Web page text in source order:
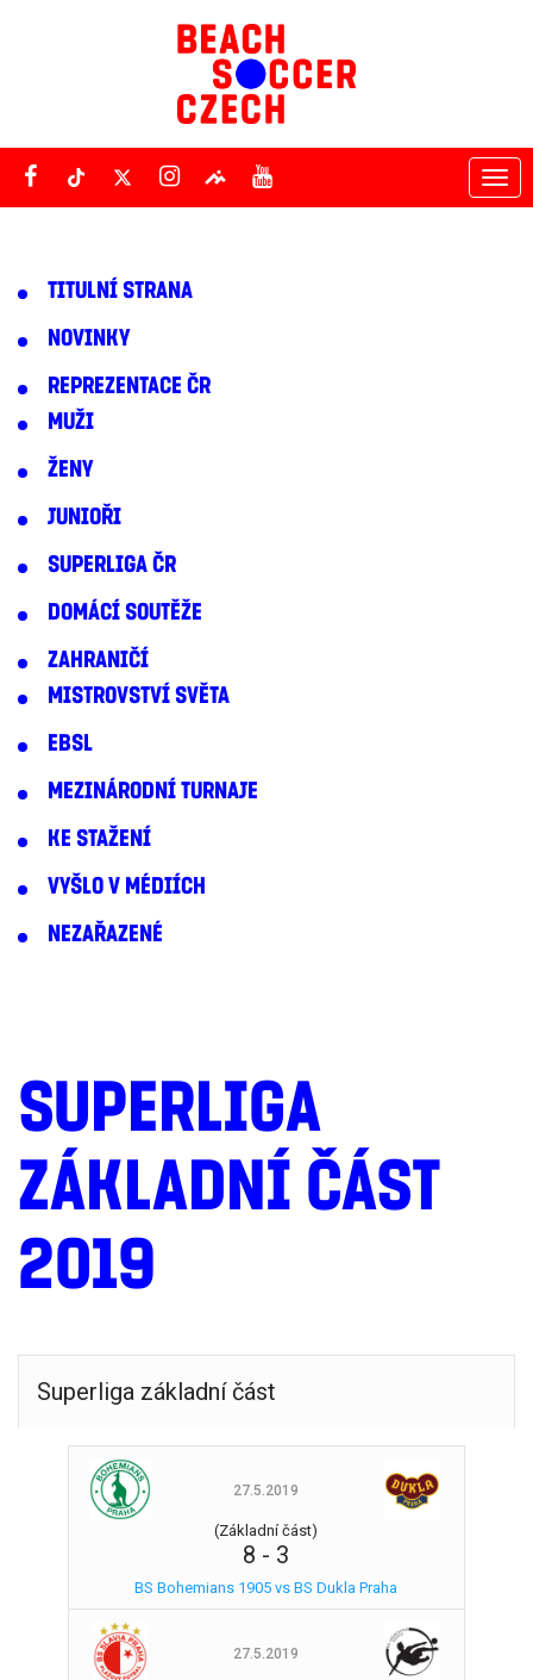
TITULNÍ STRANA
NOVINKY
REPREZENTACE ČR
MUŽI
ŽENY
JUNIOŘI
SUPERLIGA ČR
DOMÁCÍ SOUTĚŽE
ZAHRANIČÍ
MISTROVSTVÍ SVĚTA
EBSL
MEZINÁRODNÍ TURNAJE
KE STAŽENÍ
VYŠLO V MÉDIÍCH
NEZAŘAZENÉ
SUPERLIGA
ZÁKLADNÍ ČÁST
2019
Superliga základní část
27.5.2019
(Základní část)
8 - 3
BS Bohemians 1905 vs BS Dukla Praha
27.5.2019